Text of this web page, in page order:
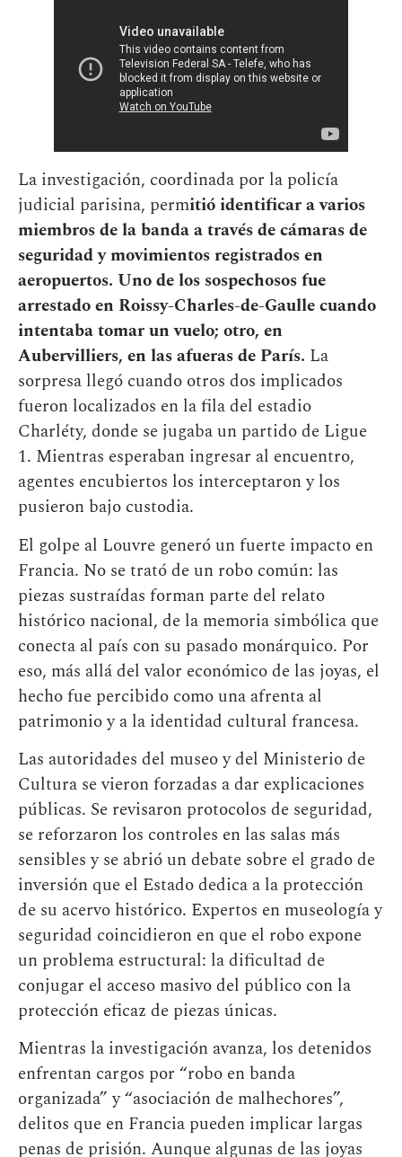
La investigación, coordinada por la policía
judicial parisina, permitió identificar a varios
miembros de la banda a través de cámaras de
seguridad y movimientos registrados en
aeropuertos. Uno de los sospechosos fue
arrestado en Roissy-Charles-de-Gaulle cuando
intentaba tomar un vuelo; otro, en
Aubervilliers, en las afueras de París. La
sorpresa llegó cuando otros dos implicados
fueron localizados en la fila del estadio
Charléty, donde se jugaba un partido de Ligue
1. Mientras esperaban ingresar al encuentro,
agentes encubiertos los interceptaron y los
pusieron bajo custodia.
El golpe al Louvre generó un fuerte impacto en
Francia. No se trató de un robo común: las
piezas sustraídas forman parte del relato
histórico nacional, de la memoria simbólica que
conecta al país con su pasado monárquico. Por
eso, más allá del valor económico de las joyas, el
hecho fue percibido como una afrenta al
patrimonio y a la identidad cultural francesa.
Las autoridades del museo y del Ministerio de
Cultura se vieron forzadas a dar explicaciones
públicas. Se revisaron protocolos de seguridad,
se reforzaron los controles en las salas más
sensibles y se abrió un debate sobre el grado de
inversión que el Estado dedica a la protección
de su acervo histórico. Expertos en museología y
seguridad coincidieron en que el robo expone
un problema estructural: la dificultad de
conjugar el acceso masivo del público con la
protección eficaz de piezas únicas.
Mientras la investigación avanza, los detenidos
enfrentan cargos por “robo en banda
organizada” y “asociación de malhechores”,
delitos que en Francia pueden implicar largas
penas de prisión. Aunque algunas de las joyas